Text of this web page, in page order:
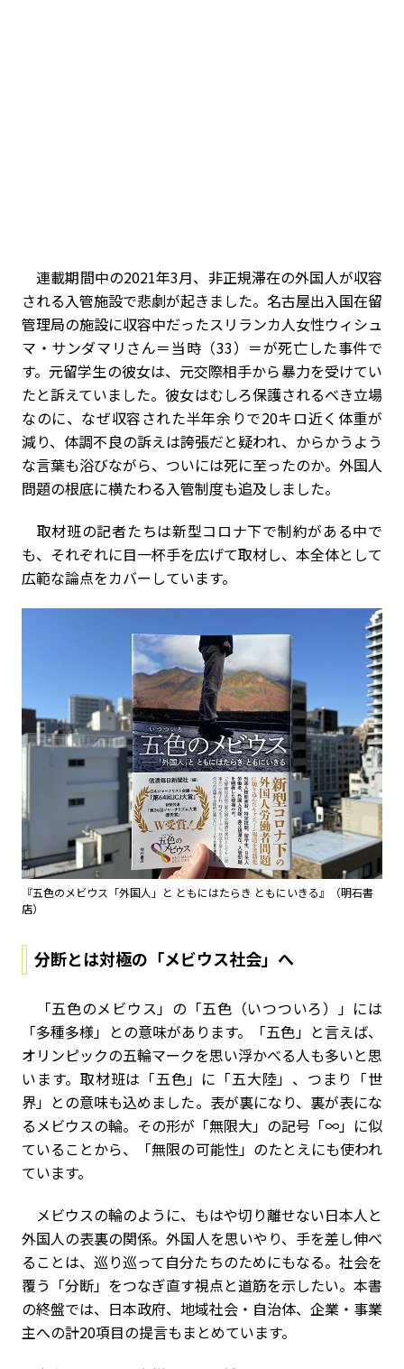
連載期間中の2021年3月、非正規滞在の外国人が収容
される入管施設で悲劇が起きました。名古屋出入国在留
管理局の施設に収容中だったスリランカ人女性ウィシュ
マ・サンダマリさん＝当時（33）＝が死亡した事件で
す。元留学生の彼女は、元交際相手から暴力を受けてい
た――と訴えていました。彼女はむしろ保護されるべき立場
なのに、なぜ収容された半年余りで20キロ近く体重が
減り、体調不良の訴えは誇張だと疑われ、からかうよう
な言葉も浴びながら、ついには死に至ったのか。外国人
問題の根底に横たわる入管制度も追及しました。
取材班の記者たちは新型コロナ下で制約がある中で
も、それぞれに目一杯手を広げて取材し、本全体として
広範な論点をカバーしています。
『五色のメビウス――「外国人」と ともにはたらき ともにいきる』（明石書
店）
分断とは対極の「メビウス社会」へ
「五色のメビウス」の「五色（いつついろ）」には
「多種多様」との意味があります。「五色」と言えば、
オリンピックの五輪マークを思い浮かべる人も多いと思
います。取材班は「五色」に「五大陸」、つまり「世
界」との意味も込めました。表が裏になり、裏が表にな
るメビウスの輪。その形が「無限大」の記号「∞」に似
ていることから、「無限の可能性」のたとえにも使われ
ています。
メビウスの輪のように、もはや切り離せない日本人と
外国人の表裏の関係。外国人を思いやり、手を差し伸べ
ることは、巡り巡って自分たちのためにもなる――。社会を
覆う「分断」をつなぎ直す視点と道筋を示したい。本書
の終盤では、日本政府、地域社会・自治体、企業・事業
主への計20項目の提言もまとめています。